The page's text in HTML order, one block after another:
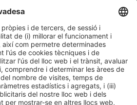
m² nets d'exposición
expositors
276